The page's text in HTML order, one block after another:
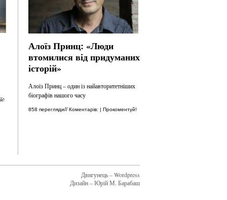
Алоїз Принц: «Люди
втомилися від придуманих
історій»
Алоїз Принц – один із найавторитетніших
біографів нашого часу
858 перегляди// Коментарів: | Прокоментуй!
Двигунець – Wordpress
Дизайн – Юрій М. Барабаш